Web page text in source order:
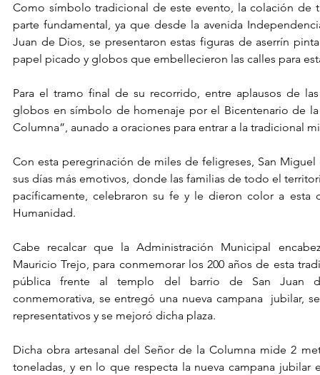
Como símbolo tradicional de este evento, la colación de
parte fundamental, ya que desde la avenida
Juan de Dios, se presentaron estas figuras de aserrín
papel picado y globos que embellecieron las calles para
Para el tramo final de su recorrido, entre aplausos de
globos en símbolo de homenaje por el Bicentenario de
Columna”, aunado a oraciones para entrar a la tradicional
Con esta peregrinación de miles de feligreses, San
sus días más emotivos, donde las familias de todo el
pacíficamente, celebraron su fe y le dieron color a esta
Humanidad.
Cabe recalcar que la Administración Municipal
Mauricio Trejo, para conmemorar los 200 años de esta
pública frente al templo del barrio de San Juan
conmemorativa, se entregó una nueva campana  jubilar,
representativos y se mejoró dicha plaza.
Dicha obra artesanal del Señor de la Columna mide 2
toneladas, y en lo que respecta la nueva campana jubilar